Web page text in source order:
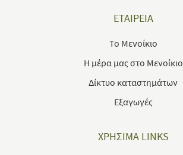
ΕΤΑΙΡΕΙΑ
Το Μενοίκιο
Η μέρα μας στο Μενοίκιο
Δίκτυο καταστημάτων
Εξαγωγές
ΧΡΗΣΙΜΑ LINKS